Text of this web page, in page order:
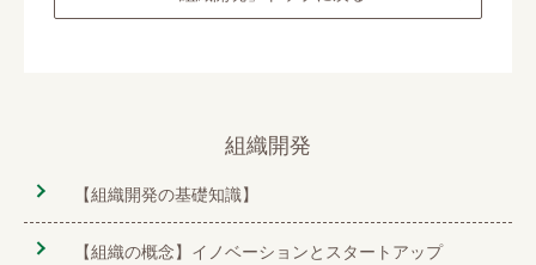
組織開発
【組織開発の基礎知識】
【組織の概念】イノベーションとスタートアップ